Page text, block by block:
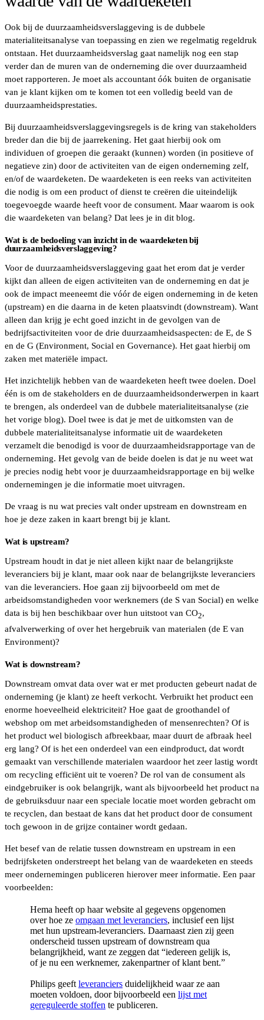
Ook bij de duurzaamheidsverslaggeving is de dubbele
materialiteitsanalyse van toepassing en zien we regelmatig regeldruk
ontstaan. Het duurzaamheidsverslag gaat namelijk nog een stap
verder dan de muren van de onderneming die over duurzaamheid
moet rapporteren. Je moet als accountant óók buiten de organisatie
van je klant kijken om te komen tot een volledig beeld van de
duurzaamheidsprestaties.
Bij duurzaamheidsverslaggevingsregels is de kring van stakeholders
breder dan die bij de jaarrekening. Het gaat hierbij ook om
individuen of groepen die geraakt (kunnen) worden (in positieve of
negatieve zin) door de activiteiten van de eigen onderneming zelf,
en/of de waardeketen. De waardeketen is een reeks van activiteiten
die nodig is om een product of dienst te creëren die uiteindelijk
toegevoegde waarde heeft voor de consument. Maar waarom is ook
die waardeketen van belang? Dat lees je in dit blog.
Wat is de bedoeling van inzicht in de waardeketen bij
duurzaamheidsverslaggeving?
Voor de duurzaamheidsverslaggeving gaat het erom dat je verder
kijkt dan alleen de eigen activiteiten van de onderneming en dat je
ook de impact meeneemt die vóór de eigen onderneming in de keten
(upstream) en die daarna in de keten plaatsvindt (downstream). Want
alleen dan krijg je echt goed inzicht in de gevolgen van de
bedrijfsactiviteiten voor de drie duurzaamheidsaspecten: de E, de S
en de G (Environment, Social en Governance). Het gaat hierbij om
zaken met materiële impact.
Het inzichtelijk hebben van de waardeketen heeft twee doelen. Doel
één is om de stakeholders en de duurzaamheidsonderwerpen in kaart
te brengen, als onderdeel van de dubbele materialiteitsanalyse (zie
het vorige blog). Doel twee is dat je met de uitkomsten van de
dubbele materialiteitsanalyse informatie uit de waardeketen
verzamelt die benodigd is voor de duurzaamheidsrapportage van de
onderneming. Het gevolg van de beide doelen is dat je nu weet wat
je precies nodig hebt voor je duurzaamheidsrapportage en bij welke
ondernemingen je die informatie moet uitvragen.
De vraag is nu wat precies valt onder upstream en downstream en
hoe je deze zaken in kaart brengt bij je klant.
Wat is upstream?
Upstream houdt in dat je niet alleen kijkt naar de belangrijkste
leveranciers bij je klant, maar ook naar de belangrijkste leveranciers
van die leveranciers. Hoe gaan zij bijvoorbeeld om met de
arbeidsomstandigheden voor werknemers (de S van Social) en welke
data is bij hen beschikbaar over hun uitstoot van CO2,
afvalverwerking of over het hergebruik van materialen (de E van
Environment)?
Wat is downstream?
Downstream omvat data over wat er met producten gebeurt nadat de
onderneming (je klant) ze heeft verkocht. Verbruikt het product een
enorme hoeveelheid elektriciteit? Hoe gaat de groothandel of
webshop om met arbeidsomstandigheden of mensenrechten? Of is
het product wel biologisch afbreekbaar, maar duurt de afbraak heel
erg lang? Of is het een onderdeel van een eindproduct, dat wordt
gemaakt van verschillende materialen waardoor het zeer lastig wordt
om recycling efficiënt uit te voeren? De rol van de consument als
eindgebruiker is ook belangrijk, want als bijvoorbeeld het product na
de gebruiksduur naar een speciale locatie moet worden gebracht om
te recyclen, dan bestaat de kans dat het product door de consument
toch gewoon in de grijze container wordt gedaan.
Het besef van de relatie tussen downstream en upstream in een
bedrijfsketen onderstreept het belang van de waardeketen en steeds
meer ondernemingen publiceren hierover meer informatie. Een paar
voorbeelden:
Hema heeft op haar website al gegevens opgenomen
over hoe ze omgaan met leveranciers, inclusief een lijst
met hun upstream-leveranciers. Daarnaast zien zij geen
onderscheid tussen upstream of downstream qua
belangrijkheid, want ze zeggen dat “iedereen gelijk is,
of je nu een werknemer, zakenpartner of klant bent.”
Philips geeft leveranciers duidelijkheid waar ze aan
moeten voldoen, door bijvoorbeeld een lijst met
gereguleerde stoffen te publiceren.